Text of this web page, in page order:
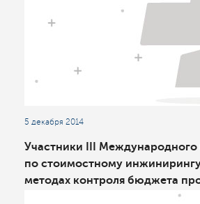
5 декабря 2014
Участники III
по стоимостному
методах контроля бюджета
неопределенностью в